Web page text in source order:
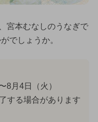
宮本むなしのうなぎで
でしょうか。
8月4日（火）
する場合があります